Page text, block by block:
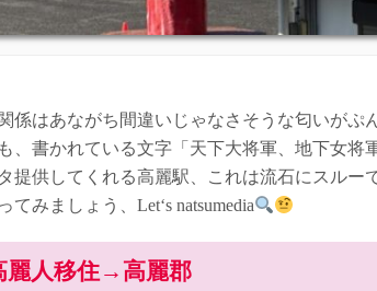
係はあながち間違いじゃなさそうな匂いがぷ
、書かれている文字「天下大将軍、地下女将
提供してくれる高麗駅、これは流石にスルー
てみましょう、Let‘s natsumedia
麗人移住→高麗郡